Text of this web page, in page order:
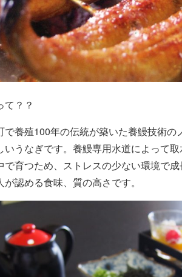
て？？
で養殖100年の伝統が築いた養鰻技術
いうなぎです。養鰻専用水道によって
で育つため、ストレスの少ない環境で
認める食味、質の高さです。